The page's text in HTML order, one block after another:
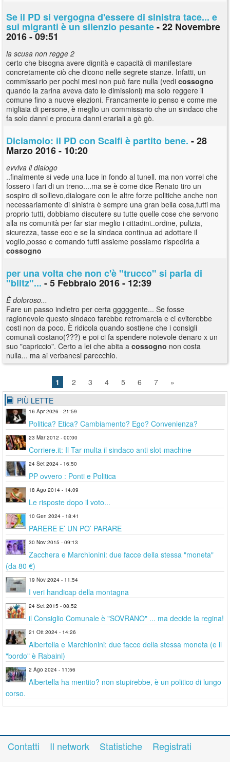
Se il PD si vergogna d'essere di sinistra tace... e
sui migranti è un silenzio pesante- 22 Novembre
2016 - 09:51
la scusa non regge 2
certo che bisogna avere dignità e capacità di manifestare
concretamente ciò che dicono nelle segrete stanze. Infatti, un
commissario per pochi mesi non può fare nulla (vedi cossogno
quando la zarina aveva dato le dimissioni) ma solo reggere il
comune fino a nuove elezioni. Francamente io penso e come me
migliaia di persone, è meglio un commissario che un sindaco che
fa solo danni e procura danni erariali a gò gò.
Diciamolo: il PD con Scalfi è partito bene. - 28
Marzo 2016 - 10:20
evviva il dialogo
..finalmente si vede una luce in fondo al tunell. ma non vorrei che
fossero i fari di un treno....ma se è come dice Renato tiro un
sospiro di sollievo,dialogare con le altre forze politiche anche non
necessariamente di sinistra è sempre una gran bella cosa,tutti ma
proprio tutti, dobbiamo discutere su tutte quelle cose che servono
alla ns comunità per far star meglio i cittadini..ordine, pulizia,
sicurezza, tasse ecc e se la sindaca continua ad adottare il
voglio,posso e comando tutti assieme possiamo rispedirla a
cossogno
per una volta che non c'è "trucco" si parla di
"blitz"... - 5 Febbraio 2016 - 12:39
È doloroso...
Fare un passo indietro per certa gggggente... Se fosse
ragionevole questo sindaco farebbe retromarcia e ci eviterebbe
costi non da poco. È ridicola quando sostiene che i consigli
comunali costano(???) e poi ci fa spendere notevole denaro x un
suo "capriccio". Certo a lei che abita a cossogno non costa
nulla... ma ai verbanesi parecchio.
1 2 3 4 5 6 7
»
PIÙ LETTE
16 Apr 2026 - 21:59
Politica? Etica? Cambiamento? Ego? Convenienza?
23 Mar 2012 - 00:00
Corriere.it: Il Tar multa il sindaco anti slot-machine
24 Set 2024 - 16:50
PP ovvero : Ponti e Politica
18 Ago 2014 - 14:09
Le risposte dopo il voto...
10 Gen 2024 - 18:41
PARERE E’ UN PO’ PARARE
30 Nov 2015 - 09:13
Zacchera e Marchionini: due facce della stessa "moneta"
(da 80 €)
19 Nov 2024 - 11:54
I veri handicap della montagna
24 Set 2015 - 08:52
il Consiglio Comunale è "SOVRANO" ... ma decide la regina!
21 Ott 2024 - 14:26
Albertella e Marchionini: due facce della stessa moneta (e il
"bordo" è Rabaini)
2 Ago 2024 - 11:56
Albertella ha mentito? non stupirebbe, è un politico di lungo
corso.
Contatti Il network Statistiche
Registrati